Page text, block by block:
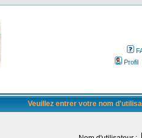
Profil
Veuillez entrer votre nom